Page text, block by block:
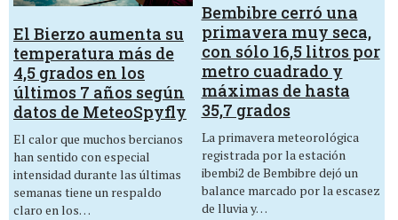
El Bierzo aumenta su
temperatura más de
4,5 grados en los
últimos 7 años según
datos de MeteoSpyfly
El calor que muchos bercianos
han sentido con especial
intensidad durante las últimas
semanas tiene un respaldo
claro en los…
Bembibre cerró una
primavera muy seca,
con sólo 16,5 litros por
metro cuadrado y
máximas de hasta
35,7 grados
La primavera meteorológica
registrada por la estación
ibembi2 de Bembibre dejó un
balance marcado por la escasez
de lluvia y…